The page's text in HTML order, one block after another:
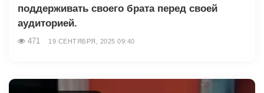
поддерживать своего брата перед своей
аудиторией.
471 19 СЕНТЯБРЯ, 2025 09:40